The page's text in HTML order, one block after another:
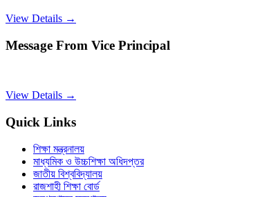
View Details →
Message From Vice Principal
View Details →
Quick Links
শিক্ষা মন্ত্রনালয়
মাধ্যমিক ও উচ্চশিক্ষা অধিদপ্তর
জাতীয় বিশ্ববিদ্যালয়
রাজশাহী শিক্ষা বোর্ড